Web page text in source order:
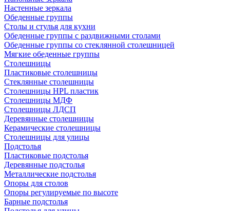
Настенные зеркала
Обеденные группы
Столы и стулья для кухни
Обеденные группы с раздвижными столами
Обеденные группы со стеклянной столешницей
Мягкие обеденные группы
Столешницы
Пластиковые столешницы
Стеклянные столешницы
Столешницы HPL пластик
Столешницы МДФ
Столешницы ЛДСП
Деревянные столешницы
Керамические столешницы
Столешницы для улицы
Подстолья
Пластиковые подстолья
Деревянные подстолья
Металлические подстолья
Опоры для столов
Опоры регулируемые по высоте
Барные подстолья